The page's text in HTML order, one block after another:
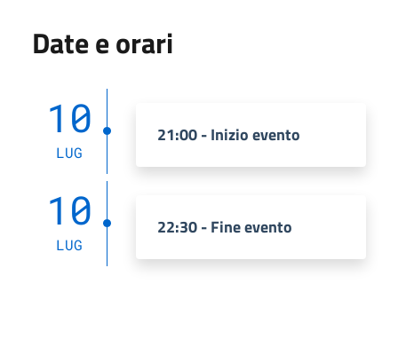
Date e orari
10
LUG
21:00 - Inizio evento
10
LUG
22:30 - Fine evento